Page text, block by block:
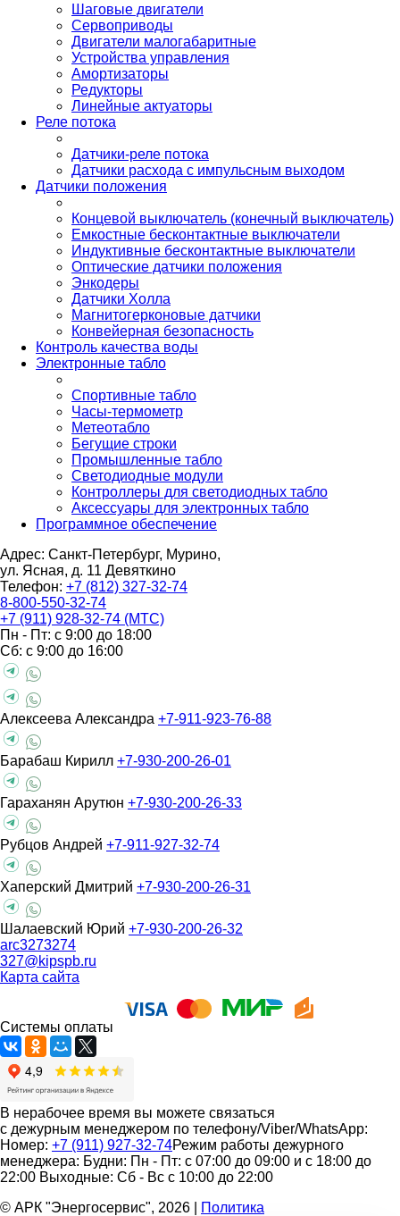
Шаговые двигатели
Сервоприводы
Двигатели малогабаритные
Устройства управления
Амортизаторы
Редукторы
Линейные актуаторы
Реле потока
Датчики-реле потока
Датчики расхода с импульсным выходом
Датчики положения
Концевой выключатель (конечный выключатель)
Емкостные бесконтактные выключатели
Индуктивные бесконтактные выключатели
Оптические датчики положения
Энкодеры
Датчики Холла
Магнитогерконовые датчики
Конвейерная безопасность
Контроль качества воды
Электронные табло
Спортивные табло
Часы-термометр
Метеотабло
Бегущие строки
Промышленные табло
Светодиодные модули
Контроллеры для светодиодных табло
Аксессуары для электронных табло
Программное обеспечение
Адрес: Санкт-Петербург, Мурино,
ул. Ясная, д. 11 Девяткино
Телефон: +7 (812) 327-32-74
8-800-550-32-74
+7 (911) 928-32-74 (МТС)
Пн - Пт: с 9:00 до 18:00
Сб: с 9:00 до 16:00
Алексеева Александра +7-911-923-76-88
Барабаш Кирилл +7-930-200-26-01
Гараханян Арутюн +7-930-200-26-33
Рубцов Андрей +7-911-927-32-74
Хаперский Дмитрий +7-930-200-26-31
Шалаевский Юрий +7-930-200-26-32
arc3273274
327@kipspb.ru
Карта сайта
Системы оплаты
В нерабочее время вы можете связаться
с дежурным менеджером по телефону/Viber/WhatsApp:
Номер: +7 (911) 927-32-74Режим работы дежурного
менеджера: Будни: Пн - Пт: с 07:00 до 09:00 и с 18:00 до
22:00 Выходные: Сб - Вс с 10:00 до 22:00
© АРК "Энергосервис", 2026
Политика